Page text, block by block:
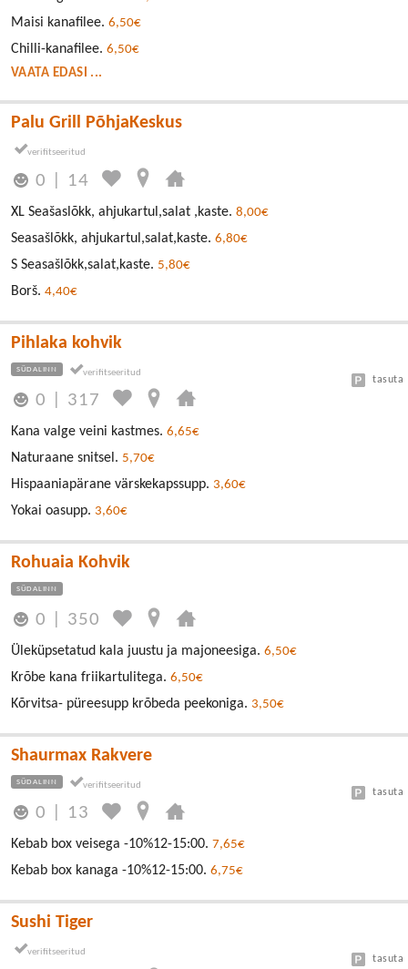
Maisi kanafilee. 6,50€
Chilli-kanafilee. 6,50€
VAATA EDASI ...
Palu Grill PõhjaKeskus
0 14
XL Seašaslõkk, ahjukartul,salat ,kaste. 8,00€
Seasašlõkk, ahjukartul,salat,kaste. 6,80€
S Seasašlõkk,salat,kaste. 5,80€
Borš. 4,40€
Pihlaka kohvik
SÜDALINN
0 317
tasuta
Kana valge veini kastmes. 6,65€
Naturaane snitsel. 5,70€
Hispaaniapärane värskekapssupp. 3,60€
Yokai oasupp. 3,60€
Rohuaia Kohvik
SÜDALINN
0 350
Üleküpsetatud kala juustu ja majoneesiga. 6,50€
Krõbe kana friikartulitega. 6,50€
Kõrvitsa- püreesupp krõbeda peekoniga. 3,50€
Shaurmax Rakvere
SÜDALINN
0 13
tasuta
Kebab box veisega -10%12-15:00. 7,65€
Kebab box kanaga -10%12-15:00. 6,75€
Sushi Tiger
tasuta